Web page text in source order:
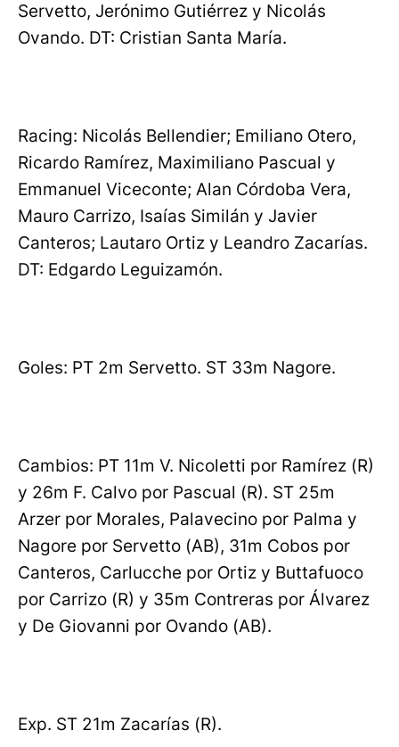
Servetto, Jerónimo Gutiérrez y Nicolás
Ovando. DT: Cristian Santa María.
Racing: Nicolás Bellendier; Emiliano Otero,
Ricardo Ramírez, Maximiliano Pascual y
Emmanuel Viceconte; Alan Córdoba Vera,
Mauro Carrizo, Isaías Similán y Javier
Canteros; Lautaro Ortiz y Leandro Zacarías.
DT: Edgardo Leguizamón.
Goles: PT 2m Servetto. ST 33m Nagore.
Cambios: PT 11m V. Nicoletti por Ramírez (R)
y 26m F. Calvo por Pascual (R). ST 25m
Arzer por Morales, Palavecino por Palma y
Nagore por Servetto (AB), 31m Cobos por
Canteros, Carlucche por Ortiz y Buttafuoco
por Carrizo (R) y 35m Contreras por Álvarez
y De Giovanni por Ovando (AB).
Exp. ST 21m Zacarías (R).